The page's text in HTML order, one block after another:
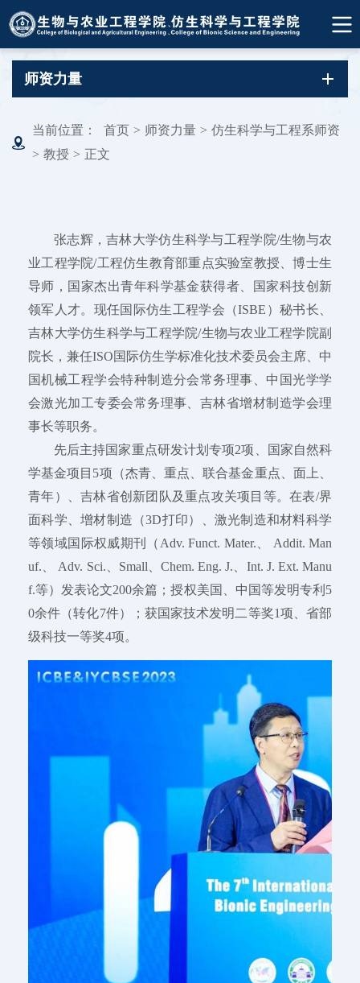
师资力量
当前位置： 首页 > 师资力量 > 仿生科学与工程系师资
> 教授 > 正文
张志辉，吉林大学仿生科学与工程学院/生物与农
业工程学院/工程仿生教育部重点实验室教授、博士生
导师，国家杰出青年科学基金获得者、国家科技创新
领军人才。现任国际仿生工程学会（ISBE）秘书长、
吉林大学仿生科学与工程学院/生物与农业工程学院副
院长，兼任ISO国际仿生学标准化技术委员会主席、中
国机械工程学会特种制造分会常务理事、中国光学学
会激光加工专委会常务理事、吉林省增材制造学会理
事长等职务。
先后主持国家重点研发计划专项2项、国家自然科
学基金项目5项（杰青、重点、联合基金重点、面上、
青年）、吉林省创新团队及重点攻关项目等。在表/界
面科学、增材制造（3D打印）、激光制造和材料科学
等领域国际权威期刊（Adv. Funct. Mater.、 Addit. Man
uf.、 Adv. Sci.、Small、Chem. Eng. J.、Int. J. Ext. Manu
f.等）发表论文200余篇；授权美国、中国等发明专利5
0余件（转化7件）；获国家技术发明二等奖1项、省部
级科技一等奖4项。